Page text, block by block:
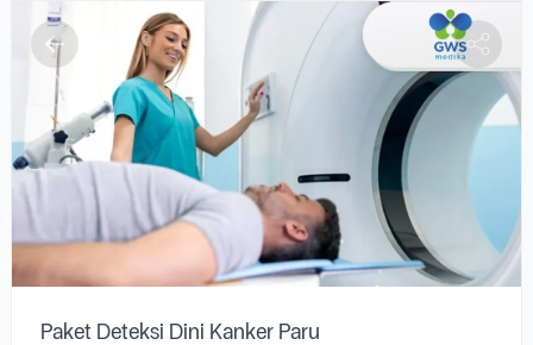
Paket Deteksi Dini Kanker Paru